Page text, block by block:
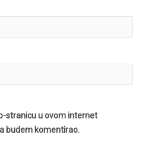
stranicu u ovom internet
budem komentirao.